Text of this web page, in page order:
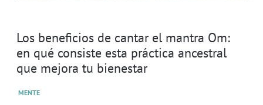
Los beneficios de cantar el mantra Om:
en qué consiste esta práctica ancestral
que mejora tu bienestar
MENTE